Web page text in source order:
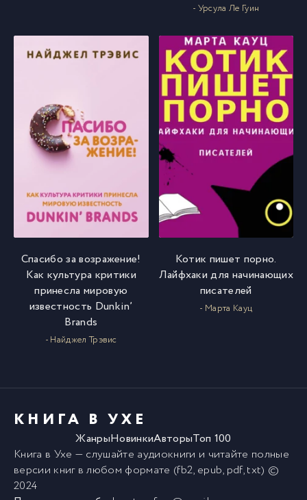
- Урсула Ле Гуин
Спасибо за возражение!
Как культура критики
принесла мировую
известность Dunkin’
Brands
- Найджел Трэвис
Котик пишет порно.
Лайфхаки для начинающих
писателей
- Марта Кауц
КНИГА В УХЕ
ЖанрыНовинкиАвторыТоп 100
Книга в Ухе — слушайте аудиокниги и читайте полные
версии книгв любом формате (fb2, epub, pdf, txt) ©
2024